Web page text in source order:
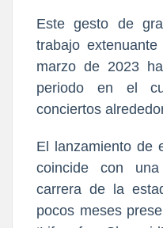
Este gesto de
trabajo
marzo de 2023
periodo en el
conciertos
El lanzamiento de
coincide con
carrera de la
pocos meses